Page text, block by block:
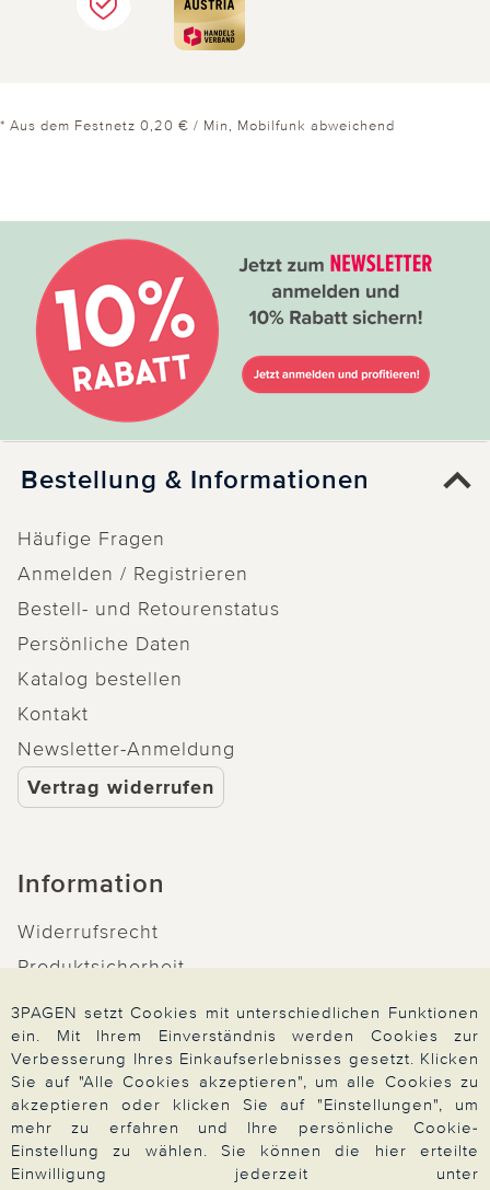
* Aus dem Festnetz 0,20 € / Min, Mobilfunk abweichend
Bestellung & Informationen
Häufige Fragen
Anmelden / Registrieren
Bestell- und Retourenstatus
Persönliche Daten
Katalog bestellen
Kontakt
Newsletter-Anmeldung
Vertrag widerrufen
Information
Widerrufsrecht
Produktsicherheit
Barrierefreiheit
Unsere Marken
Qualitätsversprechen
3PAGEN setzt Cookies mit unterschiedlichen Funktionen
ein. Mit Ihrem Einverständnis werden Cookies zur
Verbesserung Ihres Einkaufserlebnisses gesetzt. Klicken
Sie auf "Alle Cookies akzeptieren", um alle Cookies zu
akzeptieren oder klicken Sie auf "Einstellungen", um
mehr zu erfahren und Ihre persönliche Cookie-
Einstellung zu wählen. Sie können die hier erteilte
Einwilligung jederzeit unter